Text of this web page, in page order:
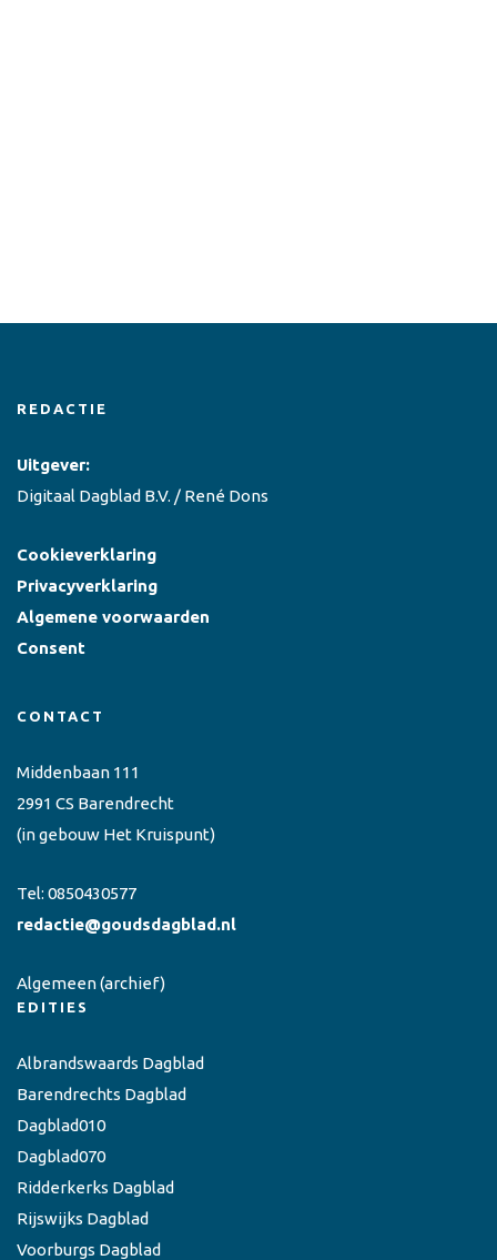
REDACTIE
Uitgever:
Digitaal Dagblad B.V. / René Dons
Cookieverklaring
Privacyverklaring
Algemene voorwaarden
Consent
CONTACT
Middenbaan 111
2991 CS Barendrecht
(in gebouw Het Kruispunt)
Tel: 0850430577
redactie@goudsdagblad.nl
Algemeen(archief)
EDITIES
Albrandswaards Dagblad
Barendrechts Dagblad
Dagblad010
Dagblad070
Ridderkerks Dagblad
Rijswijks Dagblad
Voorburgs Dagblad